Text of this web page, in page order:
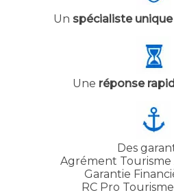
Un spécialiste unique
Une réponse
Des
Agrément
Garantie
RC Pro